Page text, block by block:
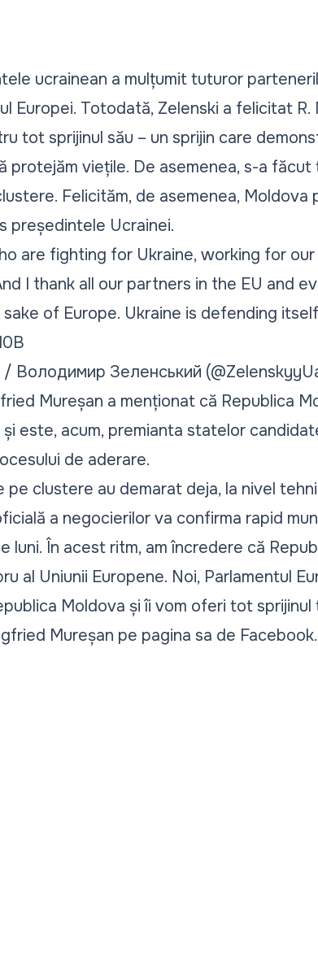
ucrainean a mulțumit tuturor
Europei. Totodată, Zelenski a felicitat R.
tot sprijinul său – un sprijin care
protejăm viețile. De asemenea, s-a
Felicităm, de asemenea, Moldova
președintele Ucrainei.
are fighting for Ukraine, working for
I thank all our partners in the EU and
of Europe. Ukraine is defending
Володимир Зеленський
Mureșan a menționat că Republica
este, acum, premianta statelor
de aderare.
pe clustere au demarat deja, la nivel
a negocierilor va confirma rapid
luni. În acest ritm, am încredere că
al Uniunii Europene. Noi, Parlamentul
Moldova și îi vom oferi tot
Mureșan pe pagina sa de Facebook.